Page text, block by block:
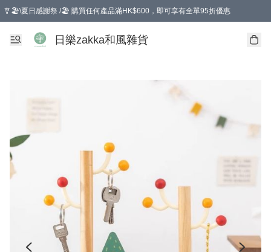
🎐🏖️\夏日感謝祭 /🏖️ 購買任何產品滿HK$600，即可享有全單95折優惠
選擇GoGoX住宅/工商地址配送，單一訂單消費購物滿HK$680(折扣後），可享有
日樂zakka和風雜貨